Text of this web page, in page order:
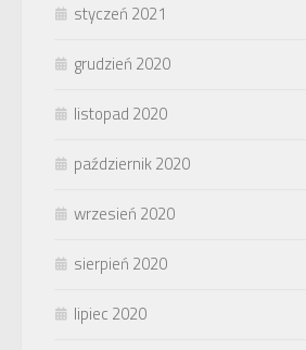
styczeń 2021
grudzień 2020
listopad 2020
październik 2020
wrzesień 2020
sierpień 2020
lipiec 2020